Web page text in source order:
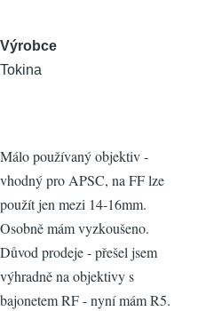
Výrobce
Tokina
Málo používaný objektiv -
vhodný pro APSC, na FF lze
použít jen mezi 14-16mm.
Osobně mám vyzkoušeno.
Důvod prodeje - přešel jsem
výhradně na objektivy s
bajonetem RF - nyní mám R5.